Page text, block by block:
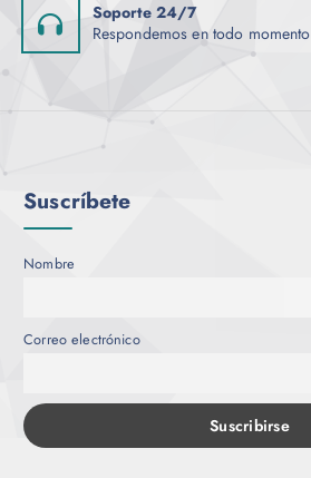
Soporte 24/7
Respondemos en todo momento
Suscríbete
Nombre
Correo electrónico